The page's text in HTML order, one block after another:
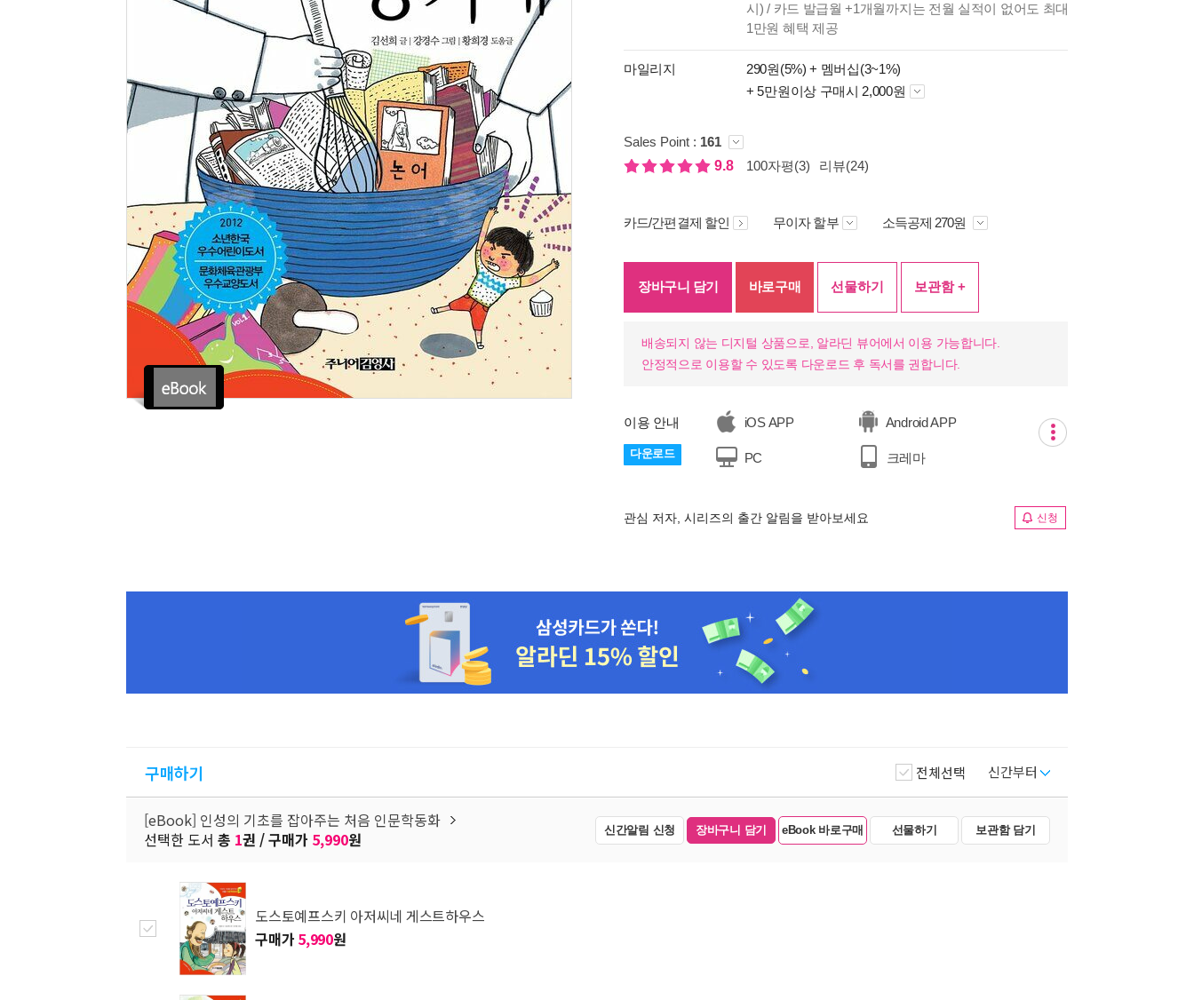
종이책의
미리보기
시) / 카드 발급월 +1개월까지는 전월 실적이 없어도 최대
1만원 혜택 제공
마일리지 290원(5%) + 멤버십(3~1%)
+ 5만원이상 구매시 2,000원
Sales Point : 161
9.8
100자평(3) 리뷰(24)
카드/간편결제 할인 무이자 할부 소득공제 270원
장바구니 담기 바로구매 선물하기 보관함 +
배송되지 않는 디지털 상품으로, 알라딘 뷰어에서 이용 가능합니다.
안정적으로 이용할 수 있도록 다운로드 후 독서를 권합니다.
이용 안내
다운로드
iOS APP Android APP
PC 크레마
관심 저자, 시리즈의 출간 알림을 받아보세요 신청
구매하기 신간부터
전체선택
[eBook] 인성의 기초를 잡아주는 처음 인문학동화
선택한 도서 총 1권 / 구매가 5,990원 신간알림 신청 장바구니 담기 eBook 바로구매 선물하기 보관함 담기
도스토예프스키 아저씨네 게스트하우스
구매가 5,990원